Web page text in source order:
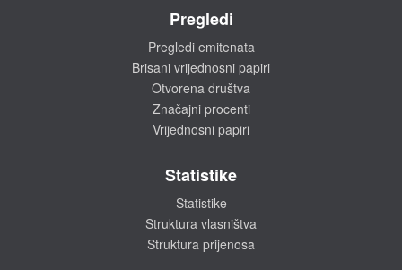
Pregledi
Pregledi emitenata
Brisani vrijednosni papiri
Otvorena društva
Značajni procenti
Vrijednosni papiri
Statistike
Statistike
Struktura vlasništva
Struktura prijenosa